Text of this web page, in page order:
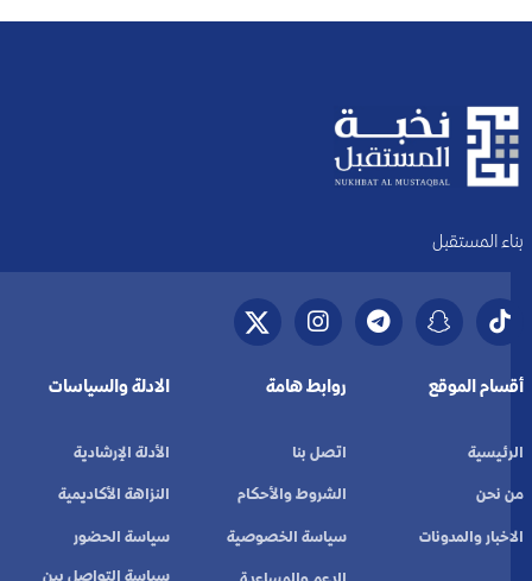
بناء المستقبل
أقسام الموقع
الرئيسية
من نحن
الاخبار والمدونات
روابط هامة
اتصل بنا
الشروط والأحكام
سياسة الخصوصية
الادلة والسياسات
الأدلة الإرشادية
النزاهة الأكاديمية
سياسة الحضور
سياسة التواصل بين